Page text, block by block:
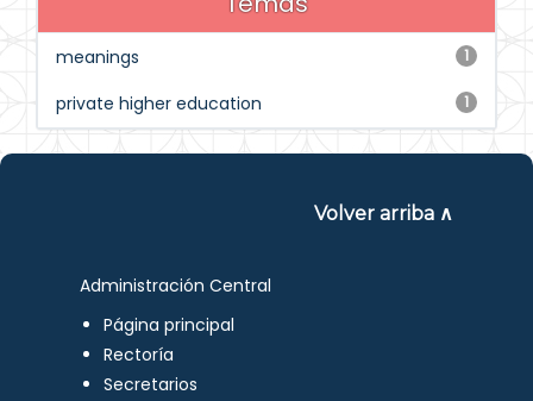
1
meanings
1
private higher education
Volver arriba ∧
Administración Central
Página principal
Rectoría
Secretarios